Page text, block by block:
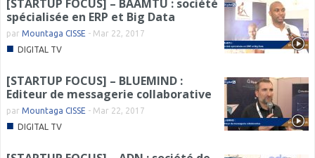
[STARTUP FOCUS] – BAAMTU : société
spécialisée en ERP et Big Data
par Mountaga CISSE - Mar 22, 2017
■ DIGITAL TV
[STARTUP FOCUS] – BLUEMIND :
Editeur de messagerie collaborative
par Mountaga CISSE - Mar 22, 2017
■ DIGITAL TV